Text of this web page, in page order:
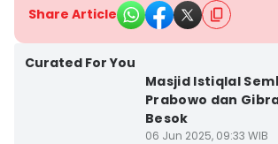
Share Article
Curated For You
Masjid Istiqlal
Prabowo dan
Besok
06 Jun 2025, 09:33 WIB